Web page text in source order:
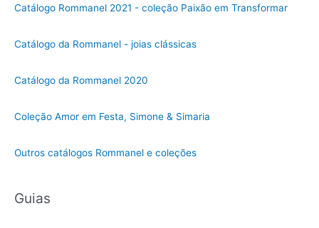
Catálogo Rommanel 2021 - coleção Paixão em Transformar
Catálogo da Rommanel - joias clássicas
Catálogo da Rommanel 2020
Coleção Amor em Festa, Simone & Simaria
Outros catálogos Rommanel e coleções
Guias